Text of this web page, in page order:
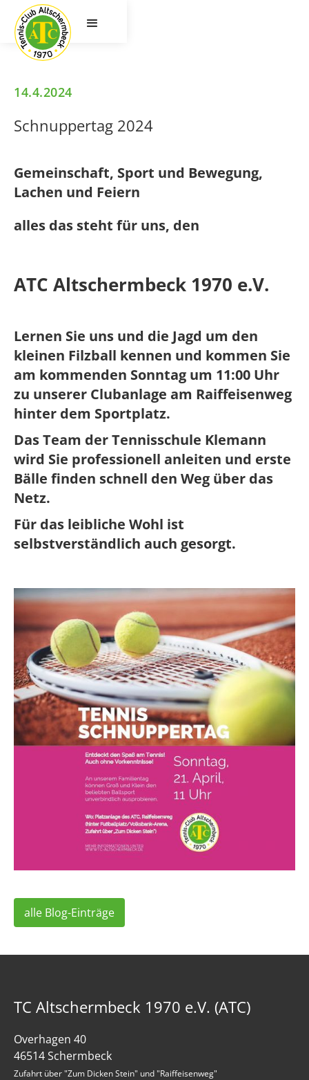
14.4.2024
Schnuppertag 2024
Gemeinschaft, Sport und Bewegung,
Lachen und Feiern
alles das steht für uns, den
ATC Altschermbeck 1970 e.V.
Lernen Sie uns und die Jagd um den
kleinen Filzball kennen und kommen Sie
am kommenden Sonntag um 11:00 Uhr
zu unserer Clubanlage am Raiffeisenweg
hinter dem Sportplatz.
Das Team der Tennisschule Klemann
wird Sie professionell anleiten und erste
Bälle finden schnell den Weg über das
Netz.
Für das leibliche Wohl ist
selbstverständlich auch gesorgt.
alle Blog-Einträge
TC Altschermbeck 1970 e.V. (ATC)
Overhagen 40
46514 Schermbeck
Zufahrt über "Zum Dicken Stein" und "Raiffeisenweg"